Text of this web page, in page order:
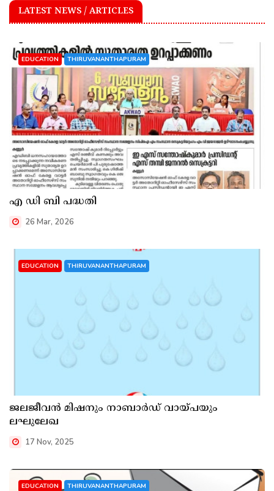
LATEST NEWS / ARTICLES
EDUCATION THIRUVANANTHAPURAM
എ ഡി ബി പദ്ധതി
26 Mar, 2026
EDUCATION THIRUVANANTHAPURAM
ജലജീവൻ മിഷനും നാബാർഡ് വായ്പയും
ലഘുലേഖ
17 Nov, 2025
EDUCATION THIRUVANANTHAPURAM